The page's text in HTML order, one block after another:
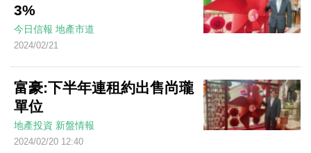
3%
今日信報 地產市道
2024/02/21
富豪:下半年連租約出售尚瓏
單位
地產投資 新盤情報
2024/02/20 12:40